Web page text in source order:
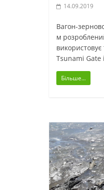
14.09.2019
Вагон-
м
Tsunami Gate і
Більше...